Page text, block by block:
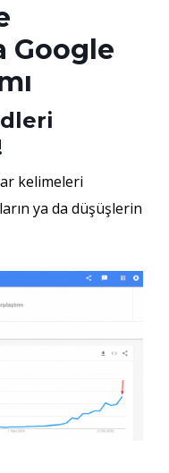
Google
kelimeleri
ya da düşüşlerin